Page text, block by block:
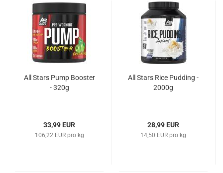
All Stars Pump Booster
- 320g
33,99 EUR
106,22 EUR pro kg
All Stars Rice Pudding -
2000g
28,99 EUR
14,50 EUR pro kg